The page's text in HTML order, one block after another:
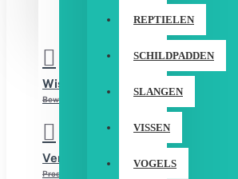
REPTIELEN
SCHILDPADDEN
SLANGEN
VISSEN
VOGELS
REGISTREER
Wishlist
Bewerk Uw Wishlist
Vergelijken
Product Vergelijking